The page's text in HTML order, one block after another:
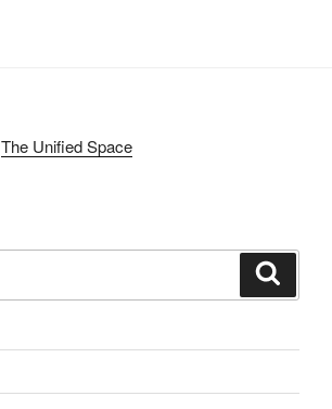
The Unified Space